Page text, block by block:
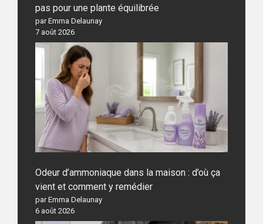
pas pour une plante équilibrée
par Emma Delaunay
7 août 2026
Odeur d’ammoniaque dans la maison : d’où ça
vient et comment y remédier
par Emma Delaunay
6 août 2026